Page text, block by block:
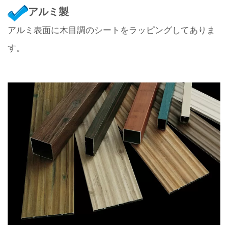
アルミ製
アルミ表面に木目調のシートをラッピングしてありま
す。